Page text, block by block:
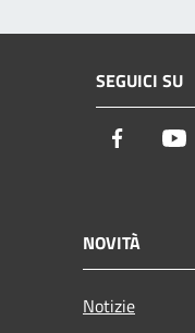
SEGUICI SU
Facebook
NOVITÀ
Notizie